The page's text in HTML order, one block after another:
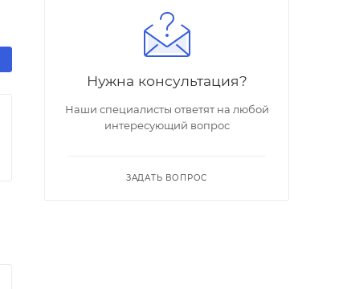
Нужна консультация?
Наши специалисты ответят на любой
интересующий вопрос
ЗАДАТЬ ВОПРОС